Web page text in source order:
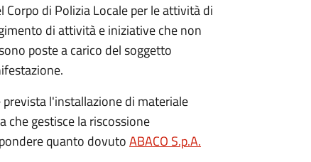
di Polizia Locale per le attività di
di attività e iniziative che non
poste a carico del soggetto
l'installazione di materiale
che gestisce la riscossione
quanto dovutoABACO S.p.A.